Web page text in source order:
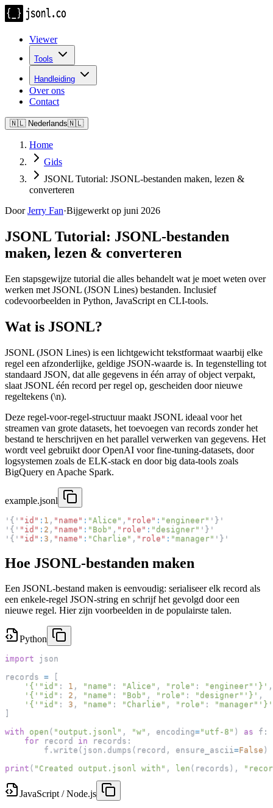
Viewer
Tools
Handleiding
Over ons
Contact
🇳🇱 Nederlands🇳🇱
Home
Gids
JSONL Tutorial: JSONL-bestanden maken, lezen &
converteren
Door Jerry Fan·Bijgewerkt op juni 2026
JSONL Tutorial: JSONL-bestanden
maken, lezen & converteren
Een stapsgewijze tutorial die alles behandelt wat je moet weten over
werken met JSONL (JSON Lines) bestanden. Inclusief
codevoorbeelden in Python, JavaScript en CLI-tools.
Wat is JSONL?
JSONL (JSON Lines) is een lichtgewicht tekstformaat waarbij elke
regel een afzonderlijke, geldige JSON-waarde is. In tegenstelling tot
standaard JSON, dat alle gegevens in één array of object verpakt,
slaat JSONL één record per regel op, gescheiden door nieuwe
regeltekens (\n).
Deze regel-voor-regel-structuur maakt JSONL ideaal voor het
streamen van grote datasets, het toevoegen van records zonder het
bestand te herschrijven en het parallel verwerken van gegevens. Het
wordt veel gebruikt door OpenAI voor fine-tuning-datasets, door
logsystemen zoals de ELK-stack en door big data-tools zoals
BigQuery en Apache Spark.
example.jsonl
' { ' "id" : 1 , "name" : "Alice" , "role" : "engineer" ' } '
' { ' "id" : 2 , "name" : "Bob" , "role" : "designer" ' } '
' { ' "id" : 3 , "name" : "Charlie" , "role" : "manager" ' } '
Hoe JSONL-bestanden maken
Een JSONL-bestand maken is eenvoudig: serialiseer elk record als
een enkele-regel JSON-string en schrijf het gevolgd door een
nieuwe regel. Hier zijn voorbeelden in de populairste talen.
Python
import json
records =
[
'{' "id" : 1 , "name" : "Alice" , "role" : "engineer" '}' ,
'{' "id" : 2 , "name" : "Bob" , "role" : "designer" '}' ,
'{' "id" : 3 , "name" : "Charlie" , "role" : "manager" '}'
]
with
open ( "output.jsonl" , "w" , encoding="utf-8" ) as f :
for record in records :
        f
. write ( json . dumps ( record , ensure_ascii=False )
print ( "Created output.jsonl with" , len ( records ) ,
JavaScript / Node.js